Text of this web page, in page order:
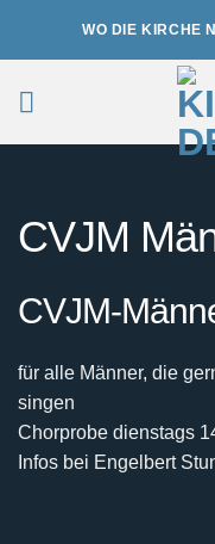
WO DIE KIRCHE
CVJM
CVJM-
für alle Männer, die
singen
Chorprobe dienstags
Infos bei Engelbert